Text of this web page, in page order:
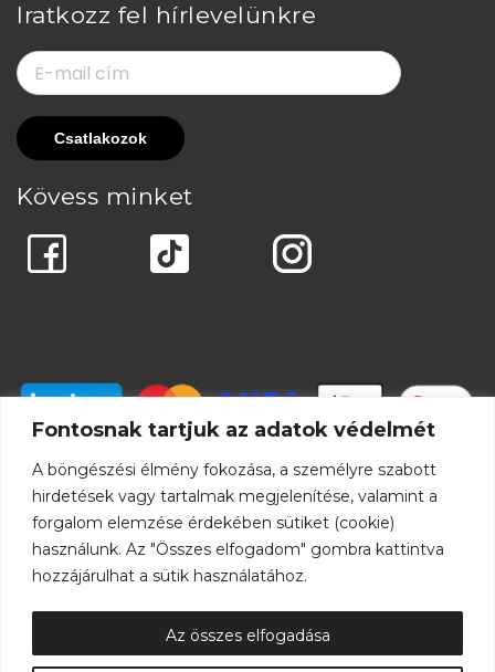
Fontosnak tartjuk az adatok védelmét
A böngészési élmény fokozása, a személyre szabott
hirdetések vagy tartalmak megjelenítése, valamint a
forgalom elemzése érdekében sütiket (cookie)
használunk. Az "Összes elfogadom" gombra kattintva
hozzájárulhat a sütik használatához.
Az összes elfogadása
Iratkozz fel hírlevelünkre
Kövess minket